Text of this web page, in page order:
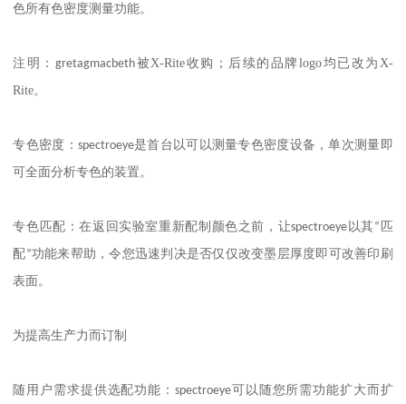
色所有色密度测量功能。
注明： gretagmacbeth被X-Rite收购；后续的品牌 logo均已改为 X-
Rite。
专色密度： spectroeye是首台以可以测量专色密度设备，单次测量即
可全面分析专色的装置。
专色匹配：在返回实验室重新配制颜色之前，让spectroeye以其“ 匹
配”功能来帮助，令您迅速判决是否仅仅改变墨层厚度即可改善印刷
表面。
为提高生产力而订制
随用户需求提供选配功能： spectroeye 可以随您所需功能扩大而扩